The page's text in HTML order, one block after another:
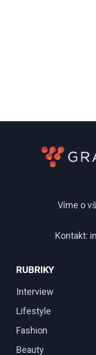
Víme o
Kontakt:
RUBRIKY
Interview
Lifestyle
Fashion
Beauty